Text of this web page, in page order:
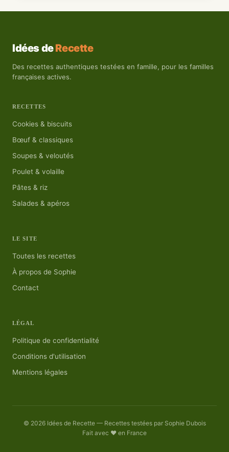
ULTRA
ET
Idées deRecette
Des recettes authentiques testées en famille, pour les familles
françaises actives.
RECETTES
Cookies & biscuits
Bœuf & classiques
Soupes & veloutés
Poulet & volaille
Pâtes & riz
Salades & apéros
LE SITE
Toutes les recettes
À propos de Sophie
Contact
LÉGAL
Politique de confidentialité
Conditions d'utilisation
Mentions légales
© 2026 Idées de Recette — Recettes testées par Sophie Dubois
Fait avec ❤️ en France